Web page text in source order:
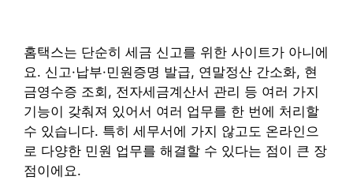
홈택스는 단순히 세금 신고를 위한 사이트가 아니에
요. 신고·납부·민원증명 발급, 연말정산 간소화, 현
금영수증 조회, 전자세금계산서 관리 등 여러 가지
기능이 갖춰져 있어서 여러 업무를 한 번에 처리할
수 있습니다. 특히 세무서에 가지 않고도 온라인으
로 다양한 민원 업무를 해결할 수 있다는 점이 큰 장
점이에요.